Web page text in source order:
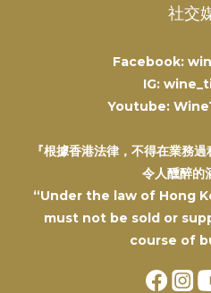
社交
Facebook:
IG:
Youtube:
『根據香港法律，不得在業務
令人醺醉的
“Under the law of Hong
must not be sold or
course of